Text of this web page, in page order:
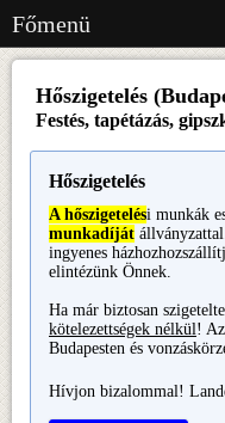
Főmenü
Hőszigetelés
Festés, tapétázás,
Hőszigetelés
A hőszigetelési munkák
munkadíját
ingyenes
elintézünk Önnek.
Ha már biztosan
kötelezettségek nélkül!
Budapesten és
Hívjon bizalommal!